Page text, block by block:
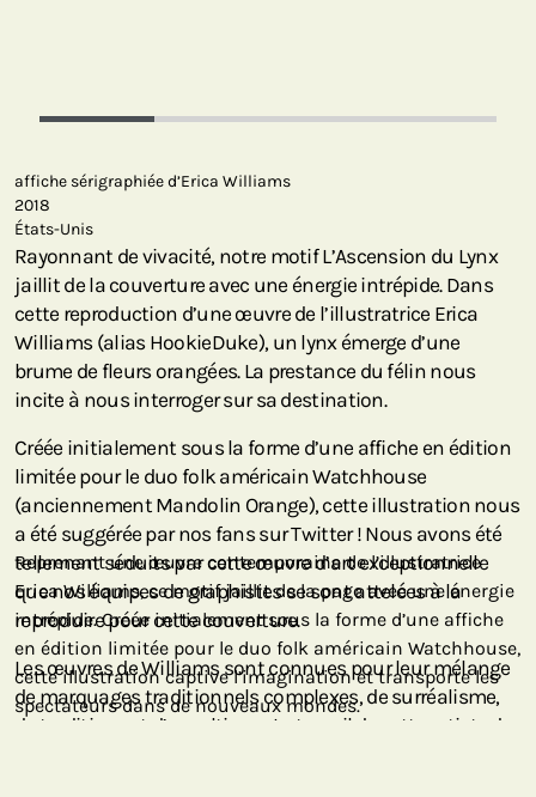
affiche sérigraphiée d’Erica Williams
2018
États-Unis
Rayonnant de vivacité, notre motif L’Ascension du Lynx
jaillit de la couverture avec une énergie intrépide. Dans
cette reproduction d’une œuvre de l’illustratrice Erica
Williams (alias HookieDuke), un lynx émerge d’une
brume de fleurs orangées. La prestance du félin nous
incite à nous interroger sur sa destination.
Créée initialement sous la forme d’une affiche en édition
limitée pour le duo folk américain Watchhouse
(anciennement Mandolin Orange), cette illustration nous
a été suggérée par nos fans sur Twitter ! Nous avons été
tellement séduits par cette œuvre d’art exceptionnelle
que nos équipes de graphistes se sont attelées à la
reproduire pour cette couverture.
Les œuvres de Williams sont connues pour leur mélange
de marquages traditionnels complexes, de surréalisme,
de traditions et d’occultisme. Le travail de cette artiste du
Reprenant une œuvre contemporaine de l’illustratrice
Erica Williams, ce motif jaillit de la page avec une énergie
intrépide. Créée initialement sous la forme d’une affiche
en édition limitée pour le duo folk américain Watchhouse,
cette illustration captive l’imagination et transporte les
spectateurs dans de nouveaux mondes.